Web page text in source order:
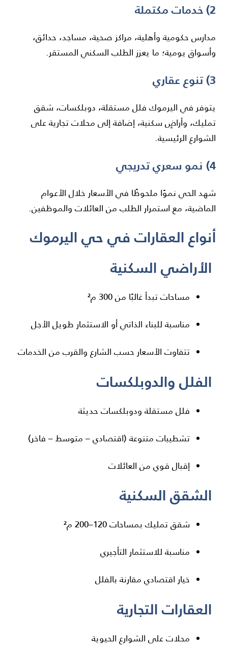
2) خدمات مكتملة
مدارس حكومية وأهلية، مراكز صحية، مساجد، حدائق،
وأسواق يومية؛ ما يعزز الطلب السكني المستقر.
3) تنوع عقاري
يتوفر في اليرموك فلل مستقلة، دوبلكسات، شقق
تمليك، وأراضٍ سكنية، إضافة إلى محلات تجارية على
الشوارع الرئيسية.
4) نمو سعري تدريجي
شهد الحي نموًا ملحوظًا في الأسعار خلال الأعوام
الماضية، مع استمرار الطلب من العائلات والموظفين.
أنواع العقارات في حي اليرموك
الأراضي السكنية
مساحات تبدأ غالبًا من 300 م²
مناسبة للبناء الذاتي أو الاستثمار طويل الأجل
تتفاوت الأسعار حسب الشارع والقرب من الخدمات
الفلل والدوبلكسات
فلل مستقلة ودوبلكسات حديثة
تشطيبات متنوعة (اقتصادي – متوسط – فاخر)
إقبال قوي من العائلات
الشقق السكنية
شقق تمليك بمساحات 120–200 م²
مناسبة للاستثمار التأجيري
خيار اقتصادي مقارنة بالفلل
العقارات التجارية
محلات على الشوارع الحيوية